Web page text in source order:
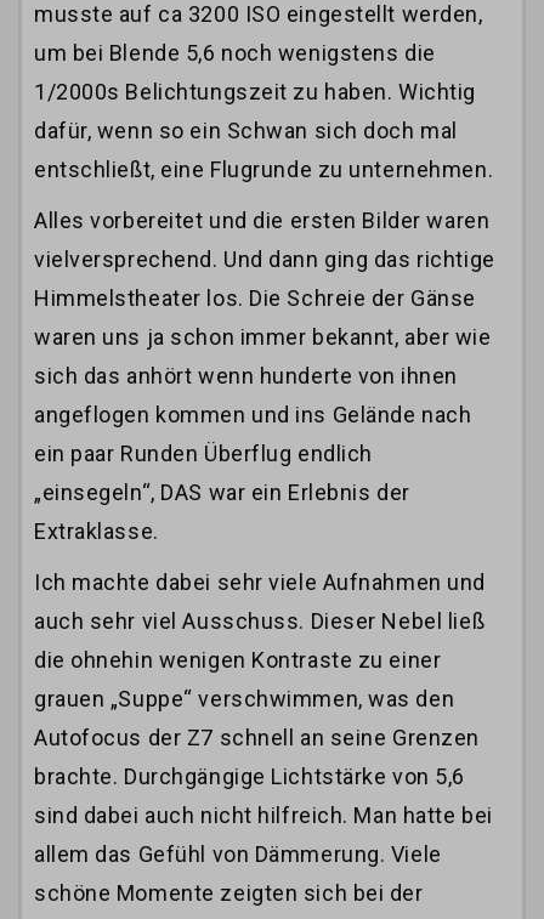
musste auf ca 3200 ISO eingestellt werden,
um bei Blende 5,6 noch wenigstens die
1/2000s Belichtungszeit zu haben. Wichtig
dafür, wenn so ein Schwan sich doch mal
entschließt, eine Flugrunde zu unternehmen.
Alles vorbereitet und die ersten Bilder waren
vielversprechend. Und dann ging das richtige
Himmelstheater los. Die Schreie der Gänse
waren uns ja schon immer bekannt, aber wie
sich das anhört wenn hunderte von ihnen
angeflogen kommen und ins Gelände nach
ein paar Runden Überflug endlich
„einsegeln“, DAS war ein Erlebnis der
Extraklasse.
Ich machte dabei sehr viele Aufnahmen und
auch sehr viel Ausschuss. Dieser Nebel ließ
die ohnehin wenigen Kontraste zu einer
grauen „Suppe“ verschwimmen, was den
Autofocus der Z7 schnell an seine Grenzen
brachte. Durchgängige Lichtstärke von 5,6
sind dabei auch nicht hilfreich. Man hatte bei
allem das Gefühl von Dämmerung. Viele
schöne Momente zeigten sich bei der